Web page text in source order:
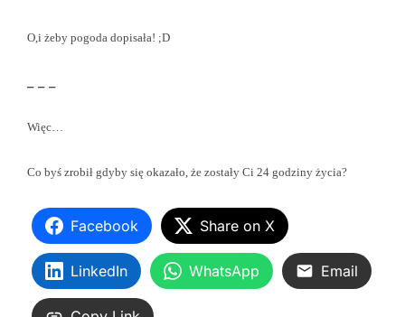
O,i żeby pogoda dopisała! ;D
Więc…
Co byś zrobił gdyby się okazało, że zostały Ci 24 godziny życia?
Facebook Share on X
LinkedIn WhatsApp Email